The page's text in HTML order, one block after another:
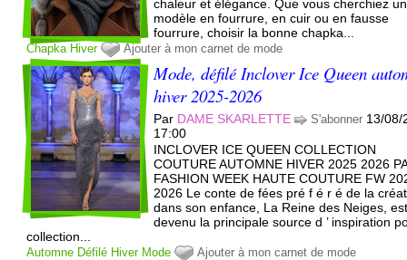
chaleur et élégance. Que vous cherchiez un
modèle en fourrure, en cuir ou en fausse
fourrure, choisir la bonne chapka...
Chapka Hiver Ajouter à mon carnet de mode
Mode, défilé Inclover Ice Queen
hiver 2025-2026
Par DAME SKARLETTE S'abonner 13/08/
17:00
INCLOVER ICE QUEEN COLLECTION
COUTURE AUTOMNE HIVER 2025 2026
FASHION WEEK HAUTE COUTURE FW
2026 Le conte de fées pré f é r é de la
dans son enfance, La Reine des Neiges,
devenu la principale source d ’ inspiration
collection...
Automne Défilé Hiver Mode Ajouter à mon carnet de mode